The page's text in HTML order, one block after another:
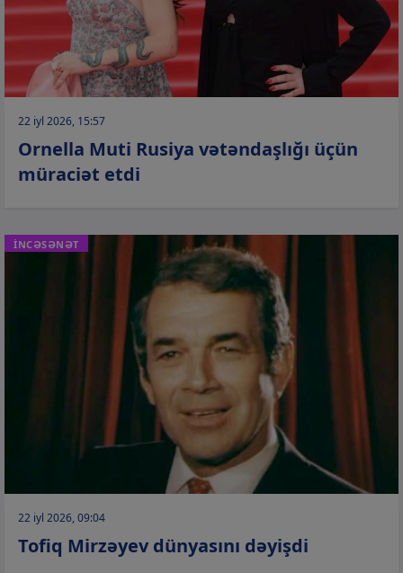
22 iyl 2026, 15:57
Ornella Muti Rusiya vətəndaşlığı üçün
müraciət etdi
İNCƏSƏNƏT
22 iyl 2026, 09:04
Tofiq Mirzəyev dünyasını dəyişdi